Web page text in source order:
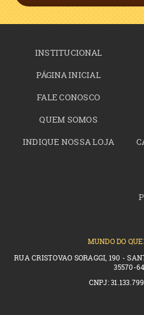
INSTITUCIONAL
PÁGINA INICIAL
FALE CONOSCO
QUEM SOMOS
INDIQUE NOSSA LOJA
MUNDO DO
RUA CRISTOVAO SORAGGI, 190 -
35570-
CNPJ: